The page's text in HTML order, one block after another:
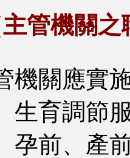
管機關之
機關應實
育調節服
前、產前